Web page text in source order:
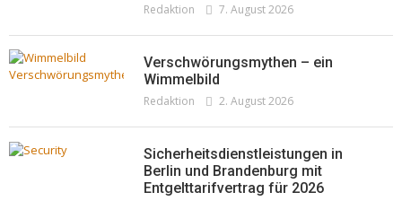
Regeln gelten 14. Juni
Redaktion 7. August 2026
Verschwörungsmythen – ein
Wimmelbild
Redaktion 2. August 2026
Sicherheitsdienstleistungen in
Berlin und Brandenburg mit
Entgelttarifvertrag für 2026